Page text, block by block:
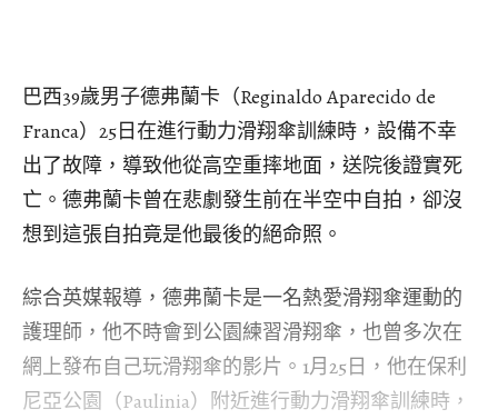
巴西39歲男子德弗蘭卡（Reginaldo Aparecido de
Franca）25日在進行動力滑翔傘訓練時，設備不幸
出了故障，導致他從高空重摔地面，送院後證實死
亡。德弗蘭卡曾在悲劇發生前在半空中自拍，卻沒
想到這張自拍竟是他最後的絕命照。
綜合英媒報導，德弗蘭卡是一名熱愛滑翔傘運動的
護理師，他不時會到公園練習滑翔傘，也曾多次在
網上發布自己玩滑翔傘的影片。1月25日，他在保利
尼亞公園（Paulinia）附近進行動力滑翔傘訓練時，